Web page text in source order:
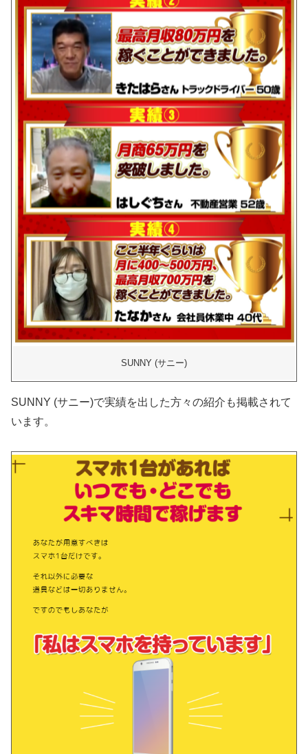
SUNNY (サニー)
SUNNY (サニー)で実績を出した方々の紹介も掲載されて
います。